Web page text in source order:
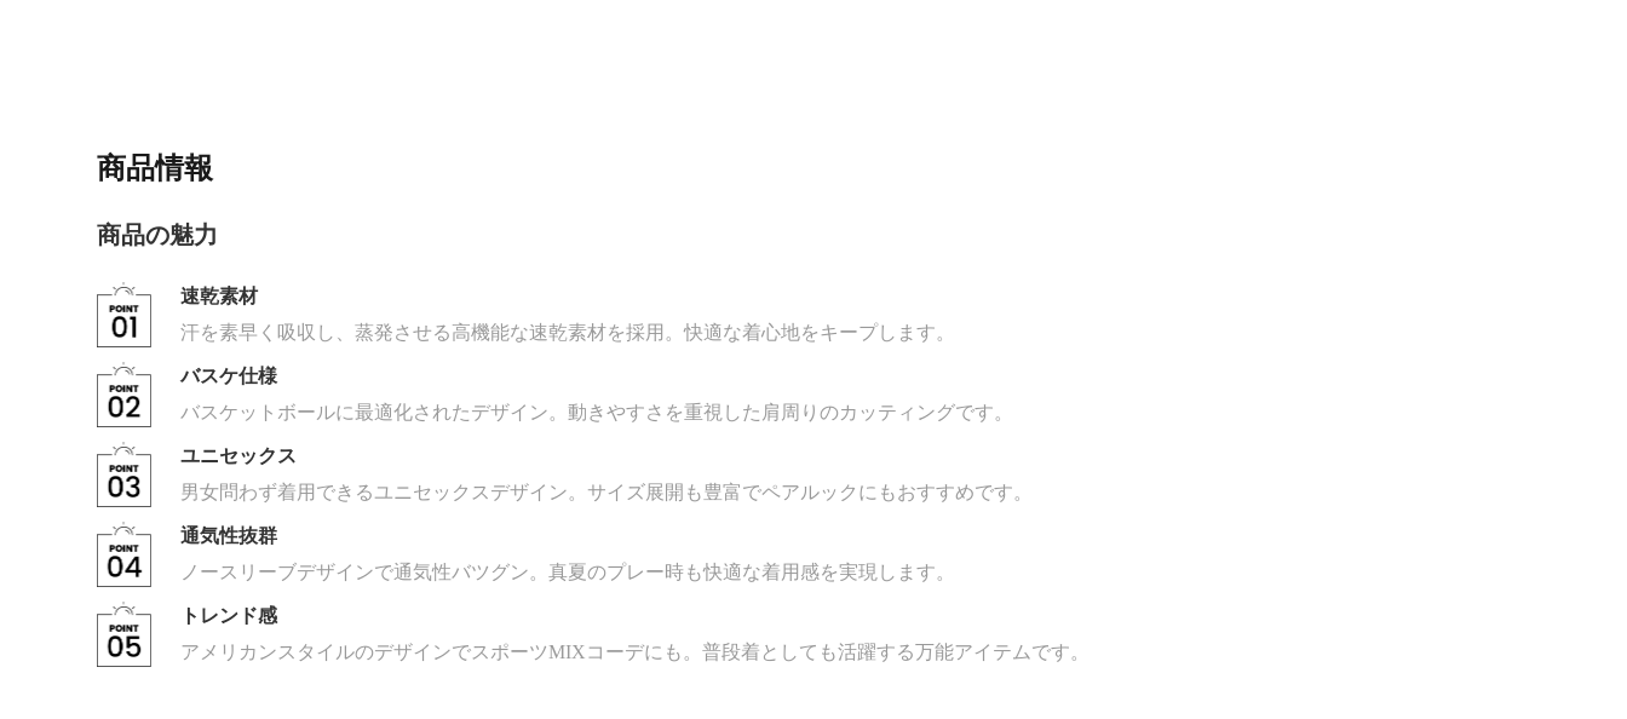
商品情報
商品の魅力
速乾素材
汗を素早く吸収し、蒸発させる高機能な速乾素材を採用。快適な着心地をキープします。
バスケ仕様
バスケットボールに最適化されたデザイン。動きやすさを重視した肩周りのカッティングです。
ユニセックス
男女問わず着用できるユニセックスデザイン。サイズ展開も豊富でペアルックにもおすすめです。
通気性抜群
ノースリーブデザインで通気性バツグン。真夏のプレー時も快適な着用感を実現します。
トレンド感
アメリカンスタイルのデザインでスポーツMIXコーデにも。普段着としても活躍する万能アイテムです。